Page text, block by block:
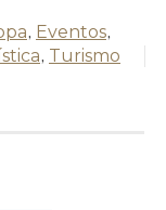
, Eventos,
, Turismo